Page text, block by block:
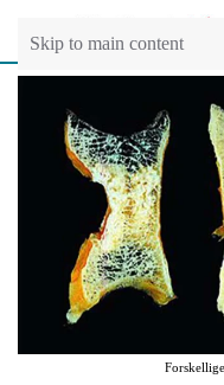
Skip to main content